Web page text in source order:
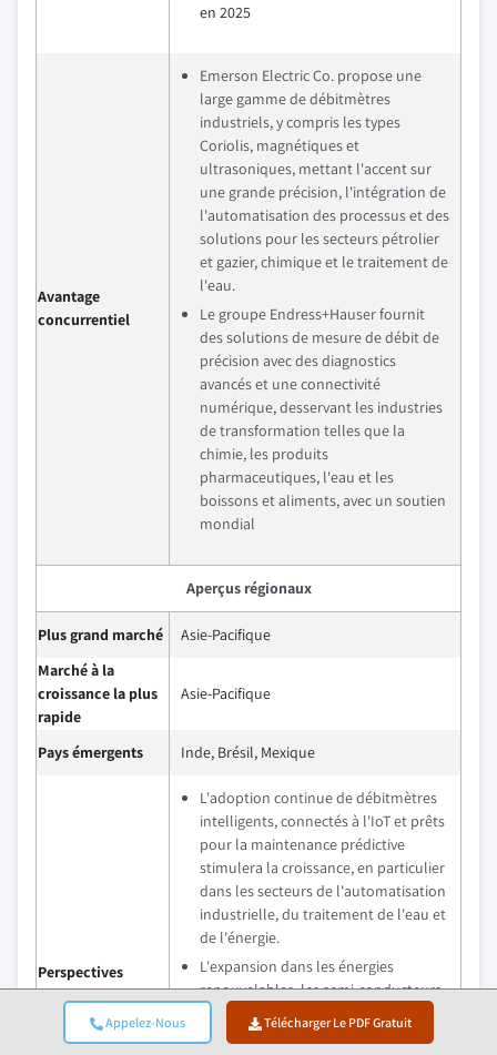
Appelez-Nous Télécharger Le PDF Gratuit
en 2025
Avantage
concurrentiel
Emerson Electric Co. propose une
large gamme de débitmètres
industriels, y compris les types
Coriolis, magnétiques et
ultrasoniques, mettant l'accent sur
une grande précision, l'intégration de
l'automatisation des processus et des
solutions pour les secteurs pétrolier
et gazier, chimique et le traitement de
l'eau.
Le groupe Endress+Hauser fournit
des solutions de mesure de débit de
précision avec des diagnostics
avancés et une connectivité
numérique, desservant les industries
de transformation telles que la
chimie, les produits
pharmaceutiques, l'eau et les
boissons et aliments, avec un soutien
mondial
Aperçus régionaux
Plus grand marché
Asie-Pacifique
Marché à la
croissance la plus
rapide
Asie-Pacifique
Pays émergents Inde, Brésil, Mexique
Perspectives
d'avenir
L'adoption continue de débitmètres
intelligents, connectés à l'IoT et prêts
pour la maintenance prédictive
stimulera la croissance, en particulier
dans les secteurs de l'automatisation
industrielle, du traitement de l'eau et
de l'énergie.
L'expansion dans les énergies
renouvelables, les semi-conducteurs,
le GNL et les infrastructures
hydrogène, ainsi que la